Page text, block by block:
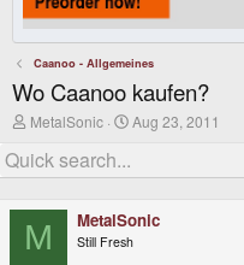
Caanoo - Allgemeines
Wo Caanoo kaufen?
T
r
e
d
s
t
MetalSonic
S
r
a
t
Aug 23, 2011
M MetalSonic
Still Fresh